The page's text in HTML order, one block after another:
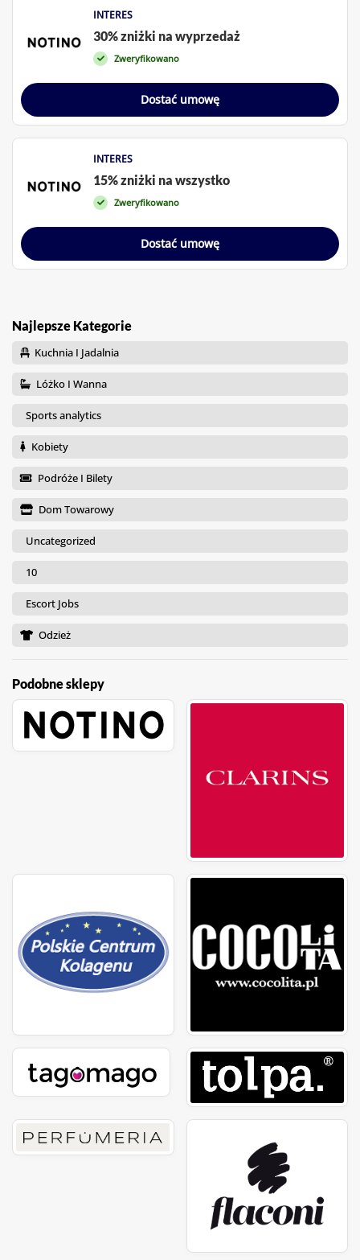
INTERES
30% zniżki na wyprzedaż
Zweryfikowano
Dostać umowę
INTERES
15% zniżki na wszystko
Zweryfikowano
Dostać umowę
Najlepsze Kategorie
Kuchnia I Jadalnia
Lóżko I Wanna
Sports analytics
Kobiety
Podróże I Bilety
Dom Towarowy
Uncategorized
10
Escort Jobs
Odzież
Podobne sklepy